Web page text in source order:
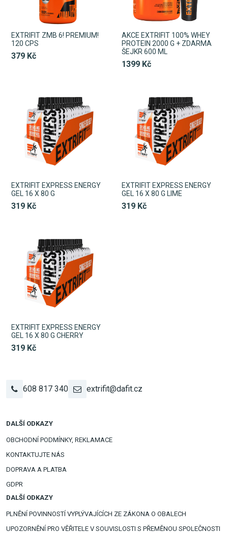
EXTRIFIT ZMB 6! PREMIUM!
120 CPS
379 Kč
AKCE EXTRIFIT 100% WHEY
PROTEIN 2000 G + ZDARMA
ŠEJKR 600 ML
1399 Kč
EXTRIFIT EXPRESS ENERGY
GEL 16 X 80 G
319 Kč
EXTRIFIT EXPRESS ENERGY
GEL 16 X 80 G LIME
319 Kč
EXTRIFIT EXPRESS ENERGY
GEL 16 X 80 G CHERRY
319 Kč
608 817 340 extrifit@dafit.cz
DALŠÍ ODKAZY
OBCHODNÍ PODMÍNKY, REKLAMACE
KONTAKTUJTE NÁS
DOPRAVA A PLATBA
GDPR
DALŠÍ ODKAZY
PLNĚNÍ POVINNOSTÍ VYPLÝVAJÍCÍCH ZE ZÁKONA O OBALECH
UPOZORNĚNÍ PRO VĚŘITELE V SOUVISLOSTI S PŘEMĚNOU SPOLEČNOSTI